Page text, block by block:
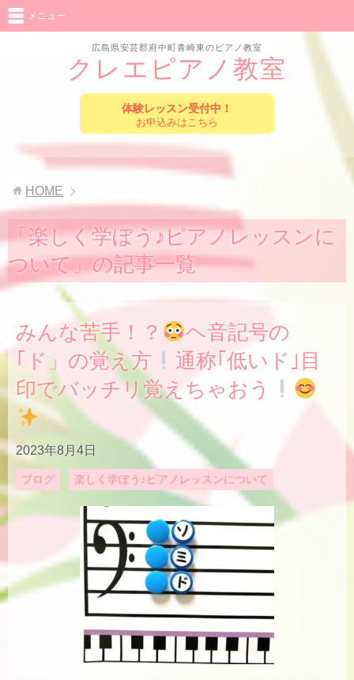
広島県安芸郡府中町青崎東のピアノ教室
クレエピアノ教室
体験レッスン受付中！
お申込みはこちら
メニュー
HOME
「楽しく学ぼう♪ピアノレッスンに
ついて」の記事一覧
みんな苦手！？
ヘ音記号の
｢ド」の覚え方
通称｢低いド｣目
印でバッチリ覚えちゃおう
2023年8月4日
ブログ 楽しく学ぼう♪ピアノレッスンについて